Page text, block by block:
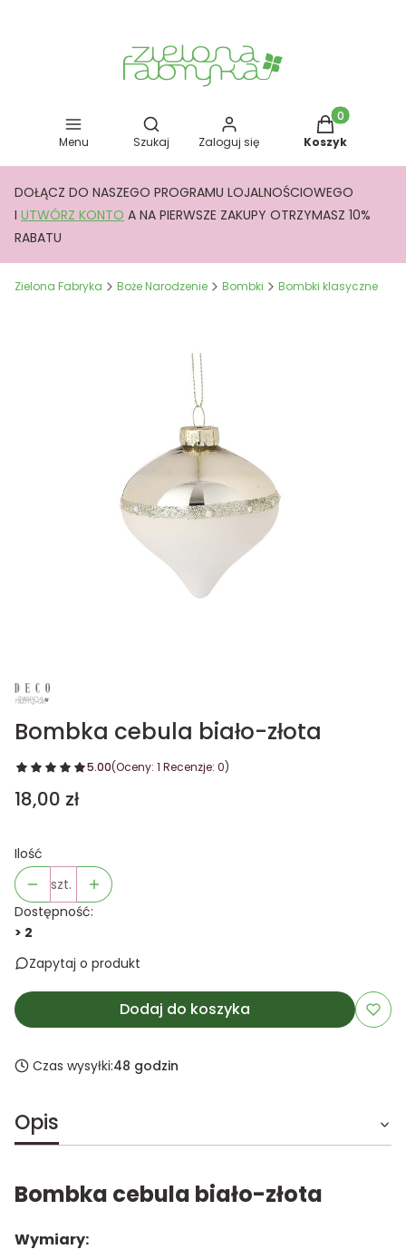
Menu
Otwórz wyszukiwarkę
Szukaj Zaloguj się
Produkty w
Koszyk
DOŁĄCZ DO NASZEGO PROGRAMU LOJALNOŚCIOWEGO
I UTWÓRZ KONTO A NA PIERWSZE ZAKUPY OTRZYMASZ 10%
RABATU
Zielona Fabryka Boże Narodzenie Bombki Bombki klasyczne
Bombka cebula biało-złota
5.00(Oceny: 1 Recenzje: 0)
Cena
18,00 zł
Ilość
szt.
Dostępność:
> 2
Zapytaj o produkt
Dodaj do koszyka
Czas wysyłki:48 godzin
Opis
Bombka cebula biało-złota
Wymiary: